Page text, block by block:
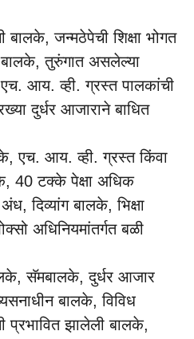
बालके, जन्मठेपेची शिक्षा भोगत
बालके, तुरुंगात असलेल्या
आय. व्ही. ग्रस्त पालकांची
दुर्धर आजाराने बाधित
एच. आय. व्ही. ग्रस्त किंवा
40 टक्के पेक्षा अधिक
दिव्यांग बालके, भिक्षा
अधिनियमांतर्गत बळी
सॅमबालके, दुर्धर आजार
बालके, विविध
प्रभावित झालेली बालके,